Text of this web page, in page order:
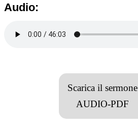
Audio:
Scarica il sermone
AUDIO-PDF